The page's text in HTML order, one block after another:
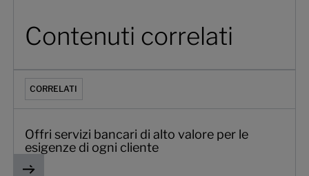
Contenuti correlati
Offri servizi bancari di alto valore per le esigenze di ogni
CORRELATI
Offri servizi bancari di alto valore per le
esigenze di ogni cliente